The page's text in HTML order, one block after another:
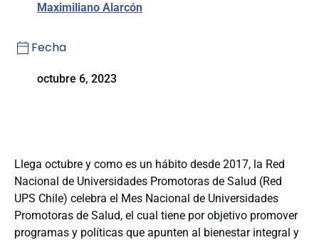
Maximiliano Alarcón
Fecha
octubre 6, 2023
Llega octubre y como es un hábito desde 2017, la Red
Nacional de Universidades Promotoras de Salud (Red
UPS Chile) celebra el Mes Nacional de Universidades
Promotoras de Salud, el cual tiene por objetivo promover
programas y políticas que apunten al bienestar integral y